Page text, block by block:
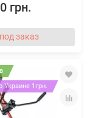
грн.
под заказ
Украине 1грн.